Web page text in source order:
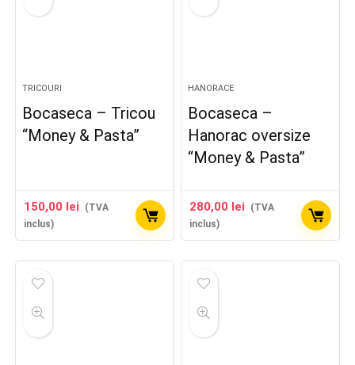
TRICOURI
Bocaseca – Tricou
“Money & Pasta”
150,00 lei
(TVA
inclus)
HANORACE
Bocaseca –
Hanorac oversize
“Money & Pasta”
280,00 lei
(TVA
inclus)